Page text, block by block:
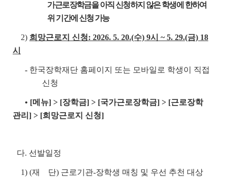
가근로장학금을 아직 신청하지 않은 학생에 한하여
위 기간에 신청 가능
2) 희망근로지 신청: 2026. 5. 20.(수) 9시 ~ 5. 29.(금) 18
시
- 한국장학재단 홈페이지 또는 모바일로 학생이 직접
신청
• [메뉴] > [장학금] > [국가근로장학금] > [근로장학
관리] > [희망근로지 신청]
다. 선발일정
1) (재 단) 근로기관-장학생 매칭 및 우선 추천 대상